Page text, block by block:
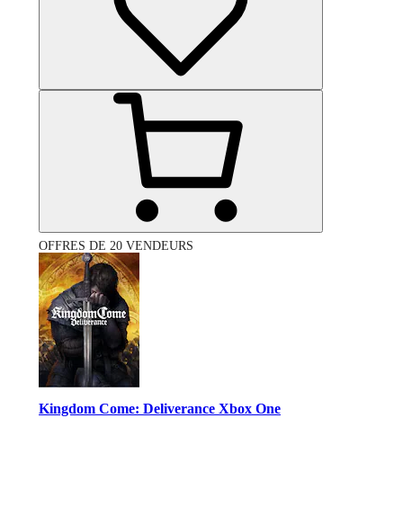
OFFRES DE 20 VENDEURS
Kingdom Come: Deliverance Xbox One